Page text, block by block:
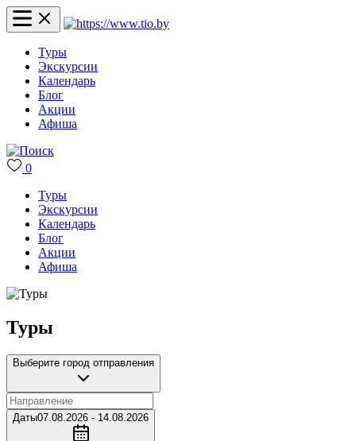
Туры
Экскурсии
Календарь
Блог
Акции
Афиша
0
Туры
Экскурсии
Календарь
Блог
Акции
Афиша
Туры
Выберите город отправления
Даты07.08.2026 - 14.08.2026